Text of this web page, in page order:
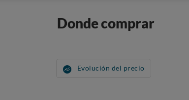
Donde comprar
Evolución del precio